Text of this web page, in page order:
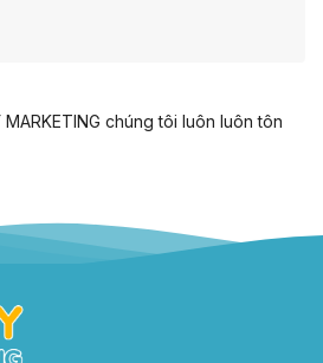
chúng tôi luôn luôn tôn